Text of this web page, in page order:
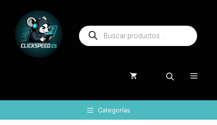
contenido
Búsqueda
de
productos
Menú
Categorías